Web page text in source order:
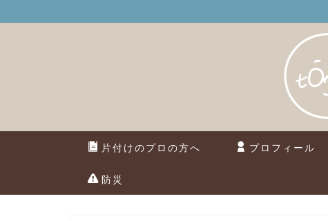
片付けのプロの方へ プロフィール
防災